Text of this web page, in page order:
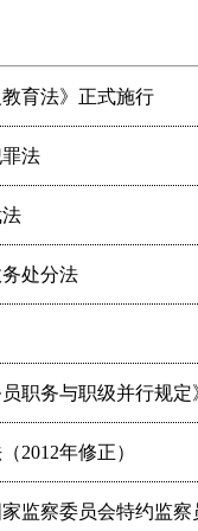
育法》正式施行
法
处分法
职务与职级并行规定
2012年修正）
监察委员会特约监察